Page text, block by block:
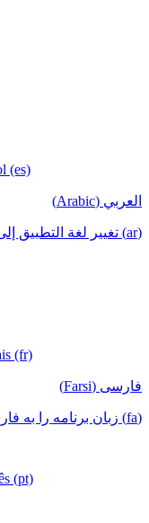
(es)
العربي (Arabic)
(ar) تغيير لغة التطبيق إلى العربية
(fr)
فارسی (Farsi)
(fa) زبان برنامه را به فارسی تغییر دهید
(pt)